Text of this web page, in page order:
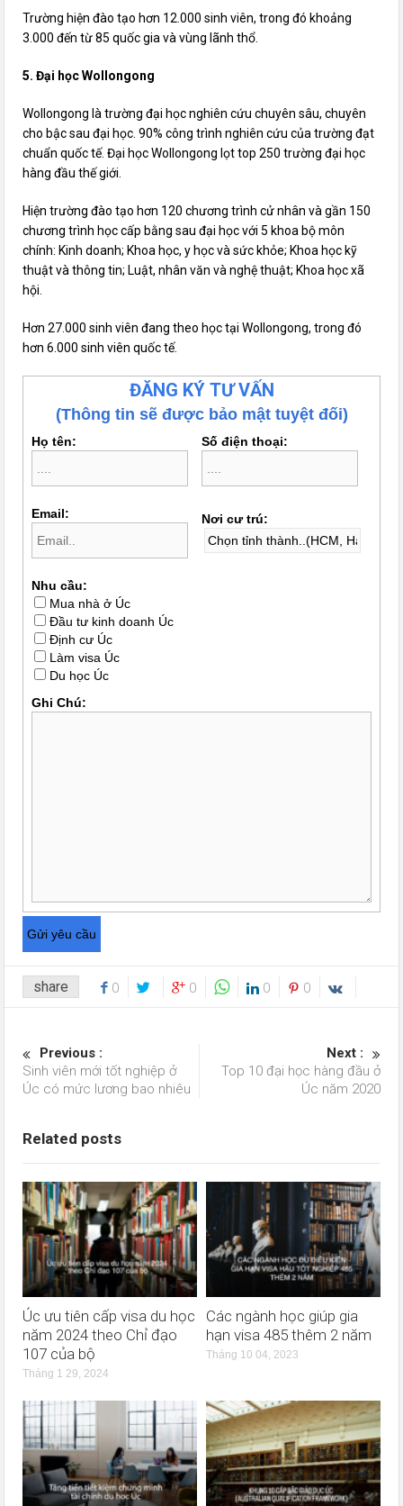
Trường hiện đào tạo hơn 12.000 sinh viên, trong đó khoảng
3.000 đến từ 85 quốc gia và vùng lãnh thổ.
5. Đại học Wollongong
Wollongong là trường đại học nghiên cứu chuyên sâu, chuyên
cho bậc sau đại học. 90% công trình nghiên cứu của trường đạt
chuẩn quốc tế. Đại học Wollongong lọt top 250 trường đại học
hàng đầu thế giới.
Hiện trường đào tạo hơn 120 chương trình cử nhân và gần 150
chương trình học cấp bằng sau đại học với 5 khoa bộ môn
chính: Kinh doanh; Khoa học, y học và sức khỏe; Khoa học kỹ
thuật và thông tin; Luật, nhân văn và nghệ thuật; Khoa học xã
hội.
Hơn 27.000 sinh viên đang theo học tại Wollongong, trong đó
hơn 6.000 sinh viên quốc tế.
ĐĂNG KÝ TƯ VẤN
(Thông tin sẽ được bảo mật tuyệt đối)
Họ tên: Số điện thoại:
Email: Nơi cư trú:
Nhu cầu:
Mua nhà ở Úc
Đầu tư kinh doanh Úc
Định cư Úc
Làm visa Úc
Du học Úc
Ghi Chú:
share 0 0 0 0
Previous :
Sinh viên mới tốt nghiệp ở
Úc có mức lương bao nhiêu
Next :
Top 10 đại học hàng đầu ở
Úc năm 2020
Related posts
Úc ưu tiên cấp visa du học
năm 2024 theo Chỉ đạo
107 của bộ
Tháng 1 29, 2024
Các ngành học giúp gia
hạn visa 485 thêm 2 năm
Tháng 10 04, 2023